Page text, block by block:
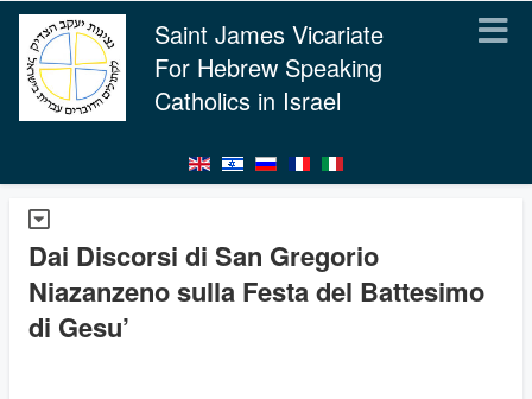
Saint James Vicariate
For Hebrew Speaking
Catholics in Israel
Dai Discorsi di San Gregorio
Niazanzeno sulla Festa del Battesimo
di Gesu’